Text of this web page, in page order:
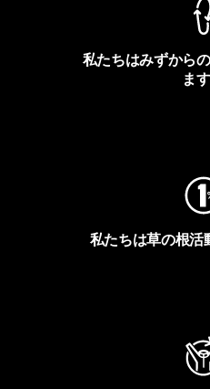
私たちはみずから
ます
私たちは草の根活